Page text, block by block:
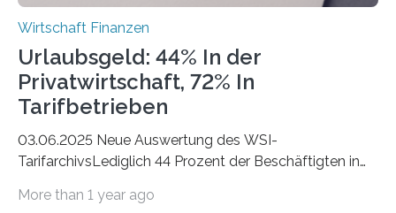
Wirtschaft Finanzen
Urlaubsgeld: 44% In der
Privatwirtschaft, 72% In
Tarifbetrieben
03.06.2025 Neue Auswertung des WSI-
TarifarchivsLediglich 44 Prozent der Beschäftigten in
tarifgebundenen Betrieben ist der Anteil mit 72 Prozent
More than 1 year ago